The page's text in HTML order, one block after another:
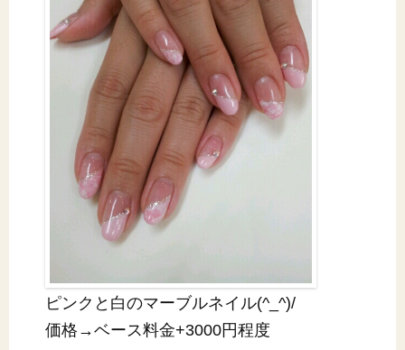
ピンクと白のマーブルネイル(^_^)/
価格→ベース料金+3000円程度